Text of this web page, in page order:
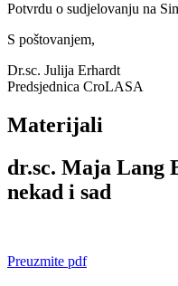
Potvrdu o sudjelovanju na
S poštovanjem,
Dr.sc. Julija Erhardt
Predsjednica CroLASA
Materijali
dr.sc. Maja Lang
nekad i sad
Preuzmite pdf